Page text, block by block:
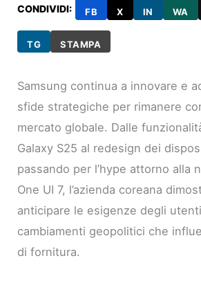
CONDIVIDI: FB X IN WA
TG STAMPA
Samsung continua a innovare e
sfide strategiche per rimanere
mercato globale. Dalle
Galaxy S25 al redesign dei
passando per l’hype attorno alla
One UI 7, l’azienda coreana
anticipare le esigenze degli
cambiamenti geopolitici che
di fornitura.